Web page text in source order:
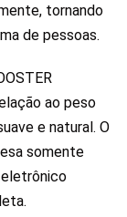
tornando
de pessoas.
ao peso
e natural. O
somente